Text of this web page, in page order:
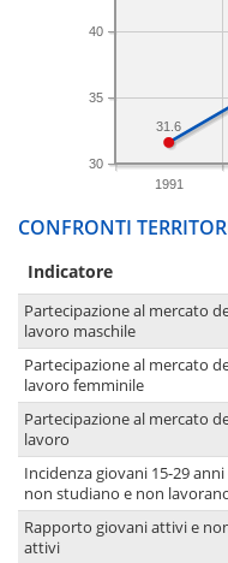
1991
30
35
40
31.6
CONFRONTI
Indicatore
Partecipazione al mercato
lavoro maschile
Partecipazione al mercato
lavoro femminile
Partecipazione al mercato
lavoro
Incidenza giovani 15-29 anni
non studiano e non
Rapporto giovani attivi e
attivi